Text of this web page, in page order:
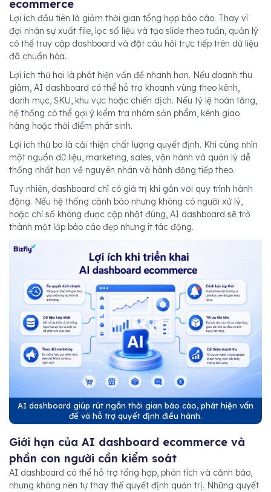
ecommerce
Lợi ích đầu tiên là giảm thời gian tổng hợp báo cáo. Thay vì
đợi nhân sự xuất file, lọc số liệu và tạo slide theo tuần, quản lý
có thể truy cập dashboard và đặt câu hỏi trực tiếp trên dữ liệu
đã chuẩn hóa.
Lợi ích thứ hai là phát hiện vấn đề nhanh hơn. Nếu doanh thu
giảm, AI dashboard có thể hỗ trợ khoanh vùng theo kênh,
danh mục, SKU, khu vực hoặc chiến dịch. Nếu tỷ lệ hoàn tăng,
hệ thống có thể gợi ý kiểm tra nhóm sản phẩm, kênh giao
hàng hoặc thời điểm phát sinh.
Lợi ích thứ ba là cải thiện chất lượng quyết định. Khi cùng nhìn
một nguồn dữ liệu, marketing, sales, vận hành và quản lý dễ
thống nhất hơn về nguyên nhân và hành động tiếp theo.
Tuy nhiên, dashboard chỉ có giá trị khi gắn với quy trình hành
động. Nếu hệ thống cảnh báo nhưng không có người xử lý,
hoặc chỉ số không được cập nhật đúng, AI dashboard sẽ trở
thành một lớp báo cáo đẹp nhưng ít tác động.
AI dashboard giúp rút ngắn thời gian báo cáo, phát hiện vấn
đề và hỗ trợ quyết định điều hành.
Giới hạn của AI dashboard ecommerce và
phần con người cần kiểm soát
AI dashboard có thể hỗ trợ tổng hợp, phân tích và cảnh báo,
nhưng không nên tự thay thế quyết định quản trị. Những quyết